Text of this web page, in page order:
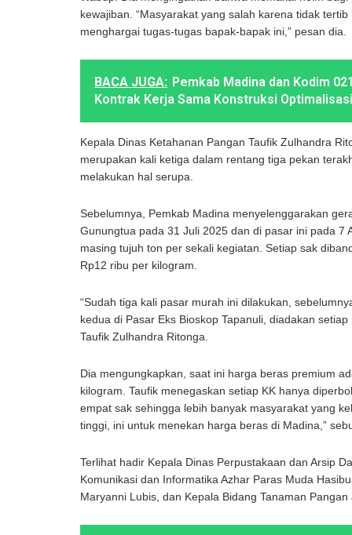
kewajiban. “Masyarakat yang salah karena tidak
menghargai tugas-tugas bapak-bapak ini,” pesan dia.
BACA JUGA: Pemkab Madina dan Kodim
Kontrak Kerja Sama Konstruksi
Kepala Dinas Ketahanan Pangan Taufik Zulhandra
merupakan kali ketiga dalam rentang tiga pekan
melakukan hal serupa.
Sebelumnya, Pemkab Madina menyelenggarakan
Gunungtua pada 31 Juli 2025 dan di pasar ini pada 7
masing tujuh ton per sekali kegiatan. Setiap sak
Rp12 ribu per kilogram.
“Sudah tiga kali pasar murah ini dilakukan,
kedua di Pasar Eks Bioskop Tapanuli, diadakan
Taufik Zulhandra Ritonga.
Dia mengungkapkan, saat ini harga beras premium
kilogram. Taufik menegaskan setiap KK hanya
empat sak sehingga lebih banyak masyarakat yang
tinggi, ini untuk menekan harga beras di Madina,”
Terlihat hadir Kepala Dinas Perpustakaan dan Arsip
Komunikasi dan Informatika Azhar Paras Muda
Maryanni Lubis, dan Kepala Bidang Tanaman Pangan